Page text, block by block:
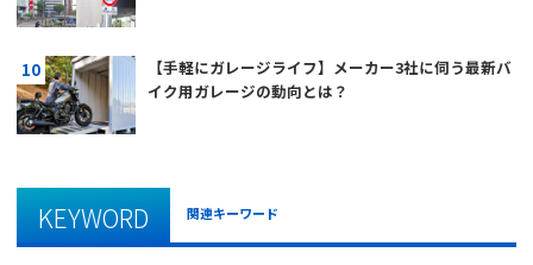
【手軽にガレージライフ】メーカー3社に伺う最新バ
イク用ガレージの動向とは？
KEYWORD 関連キーワード